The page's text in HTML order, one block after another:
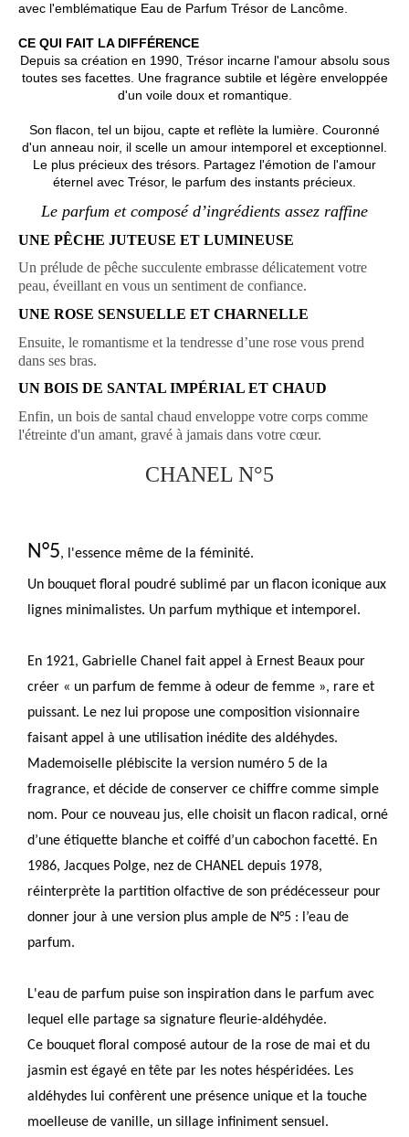
avec l'emblématique Eau de Parfum Trésor de Lancôme.
CE QUI FAIT LA DIFFÉRENCE
Depuis sa création en 1990, Trésor incarne l'amour absolu sous
toutes ses facettes. Une fragrance subtile et légère enveloppée
d'un voile doux et romantique.
Son flacon, tel un bijou, capte et reflète la lumière. Couronné
d'un anneau noir, il scelle un amour intemporel et exceptionnel.
Le plus précieux des trésors. Partagez l'émotion de l'amour
éternel avec Trésor, le parfum des instants précieux.
Le parfum et composé d’ingrédients assez raffine
UNE PÊCHE JUTEUSE ET LUMINEUSE
Un prélude de pêche succulente embrasse délicatement votre
peau, éveillant en vous un sentiment de confiance.
UNE ROSE SENSUELLE ET CHARNELLE
Ensuite, le romantisme et la tendresse d’une rose vous prend
dans ses bras.
UN BOIS DE SANTAL IMPÉRIAL ET CHAUD
Enfin, un bois de santal chaud enveloppe votre corps comme
l'étreinte d'un amant, gravé à jamais dans votre cœur.
CHANEL N°5
N°5, l'essence même de la féminité.
Un bouquet floral poudré sublimé par un flacon iconique aux
lignes minimalistes. Un parfum mythique et intemporel.
En 1921, Gabrielle Chanel fait appel à Ernest Beaux pour
créer « un parfum de femme à odeur de femme », rare et
puissant. Le nez lui propose une composition visionnaire
faisant appel à une utilisation inédite des aldéhydes.
Mademoiselle plébiscite la version numéro 5 de la
fragrance, et décide de conserver ce chiffre comme simple
nom. Pour ce nouveau jus, elle choisit un flacon radical, orné
d’une étiquette blanche et coiffé d’un cabochon facetté. En
1986, Jacques Polge, nez de CHANEL depuis 1978,
réinterprète la partition olfactive de son prédécesseur pour
donner jour à une version plus ample de N°5 : l’eau de
parfum.
L'eau de parfum puise son inspiration dans le parfum avec
lequel elle partage sa signature fleurie-aldéhydée.
Ce bouquet floral composé autour de la rose de mai et du
jasmin est égayé en tête par les notes héspéridées. Les
aldéhydes lui confèrent une présence unique et la touche
moelleuse de vanille, un sillage infiniment sensuel.